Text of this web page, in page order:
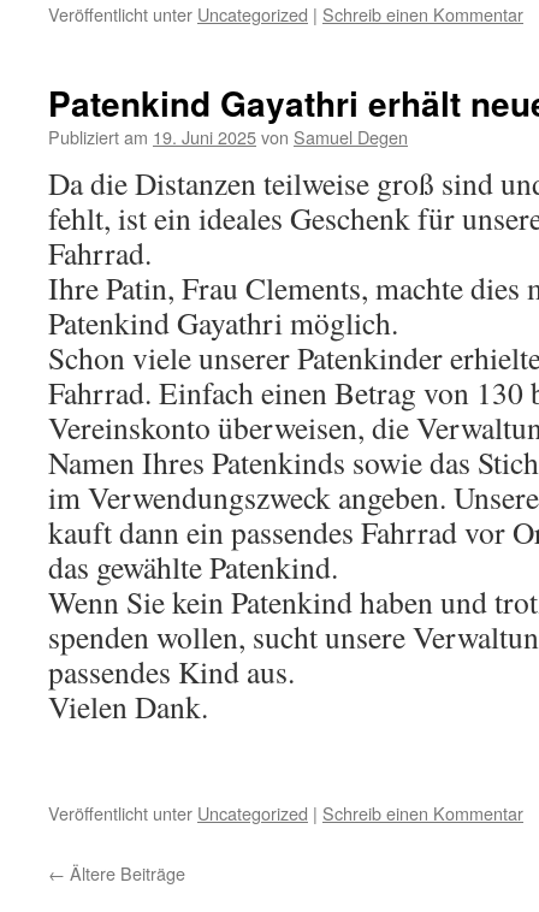
Veröffentlicht unter Uncategorized | Schreib einen Kommentar
Patenkind Gayathri erhält
Publiziert am 19. Juni 2025von Samuel Degen
Da die Distanzen teilweise groß sind
fehlt, ist ein ideales Geschenk für
Fahrrad.
Ihre Patin, Frau Clements, machte
Patenkind Gayathri möglich.
Schon viele unserer Patenkinder
Fahrrad. Einfach einen Betrag von 130
Vereinskonto überweisen, die
Namen Ihres Patenkinds sowie das
im Verwendungszweck angeben.
kauft dann ein passendes Fahrrad vor
das gewählte Patenkind.
Wenn Sie kein Patenkind haben und
spenden wollen, sucht unsere
passendes Kind aus.
Vielen Dank.
Veröffentlicht unter Uncategorized | Schreib einen Kommentar
← Ältere Beiträge